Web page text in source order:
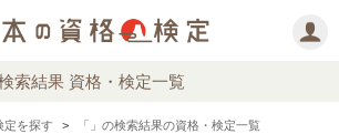
索結果 資格・検定一覧
定を探す 「」の検索結果の資格・検定一覧